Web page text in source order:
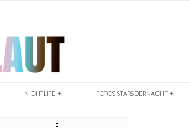
NIGHTLIFE + FOTOS STARSDERNACHT +